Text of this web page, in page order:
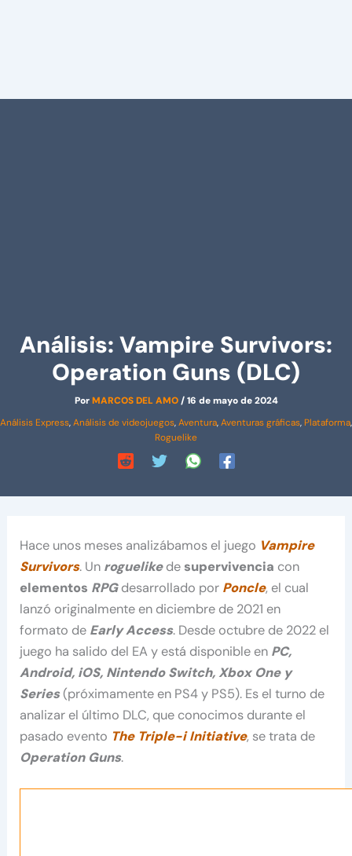
Análisis: Vampire Survivors:
Operation Guns (DLC)
PorMARCOS DEL AMO/16 de mayo de 2024
Análisis Express,Análisis de videojuegos,Aventura,Aventuras gráficas, Plataforma,
Roguelike
Hace unos meses analizábamos el juego Vampire
Survivors. Un roguelikedesupervivencia con
elementos RPGdesarrollado por Poncle, el cual
lanzó originalmente en diciembre de 2021 en
formato de Early Access. Desde octubre de 2022 el
juego ha salido del EA y está disponible en PC,
Android, iOS, Nintendo Switch, Xbox One y
Series(próximamente en PS4 y PS5). Es el turno de
analizar el último DLC, que conocimos durante el
pasado evento The Triple-i Initiative, se trata de
Operation Guns.